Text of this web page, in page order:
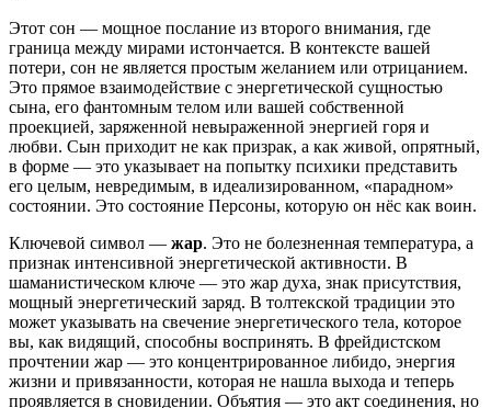
Этот сон — мощное послание из второго внимания, где
граница между мирами истончается. В контексте вашей
потери, сон не является простым желанием или отрицанием.
Это прямое взаимодействие с энергетической сущностью
сына, его фантомным телом или вашей собственной
проекцией, заряженной невыраженной энергией горя и
любви. Сын приходит не как призрак, а как живой, опрятный,
в форме — это указывает на попытку психики представить
его целым, невредимым, в идеализированном, «парадном»
состоянии. Это состояние Персоны, которую он нёс как воин.
Ключевой символ — жар. Это не болезненная температура, а
признак интенсивной энергетической активности. В
шаманистическом ключе — это жар духа, знак присутствия,
мощный энергетический заряд. В толтекской традиции это
может указывать на свечение энергетического тела, которое
вы, как видящий, способны воспринять. В фрейдистском
прочтении жар — это концентрированное либидо, энергия
жизни и привязанности, которая не нашла выхода и теперь
проявляется в сновидении. Объятия — это акт соединения, но